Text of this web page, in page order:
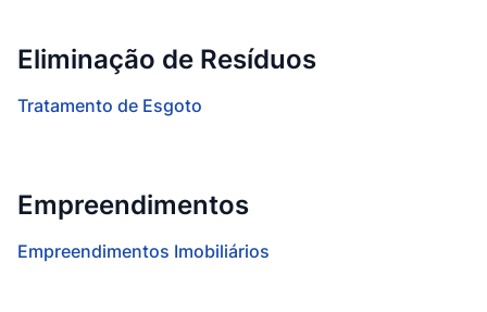
Eliminação de Resíduos
Tratamento de Esgoto
Empreendimentos
Empreendimentos Imobiliários